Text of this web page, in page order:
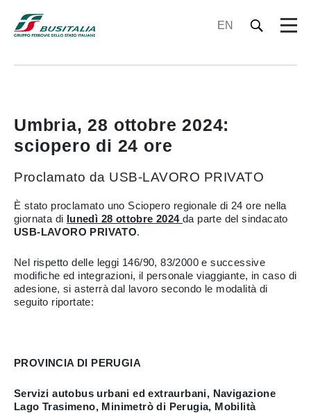
EN
Umbria, 28 ottobre 2024:
sciopero di 24 ore
Proclamato da USB-LAVORO PRIVATO
È stato proclamato uno Sciopero regionale di 24 ore nella
giornata di lunedì 28 ottobre 2024da parte del sindacato
USB-LAVORO PRIVATO.
Nel rispetto delle leggi 146/90, 83/2000 e successive
modifiche ed integrazioni, il personale viaggiante, in caso di
adesione, si asterrà dal lavoro secondo le modalità di
seguito riportate:
PROVINCIA DI PERUGIA
Servizi autobus urbani ed extraurbani, Navigazione
Lago Trasimeno, Minimetrò di Perugia, Mobilità